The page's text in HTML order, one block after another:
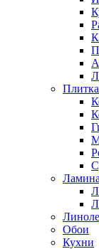
Плитка
Обои
Кухни